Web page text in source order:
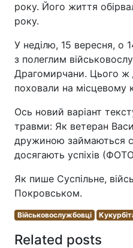
року. Його життя
року.
У неділю, 15 вересня, о
з полеглим
Драгомирчани. Цього ж
поховали на місцевому
Ось новий варіант
травми: Як ветеран
дружиною займаються
досягають успіхів
Як пише Суспільне,
Покровськом.
Військовослужбовці
Related posts